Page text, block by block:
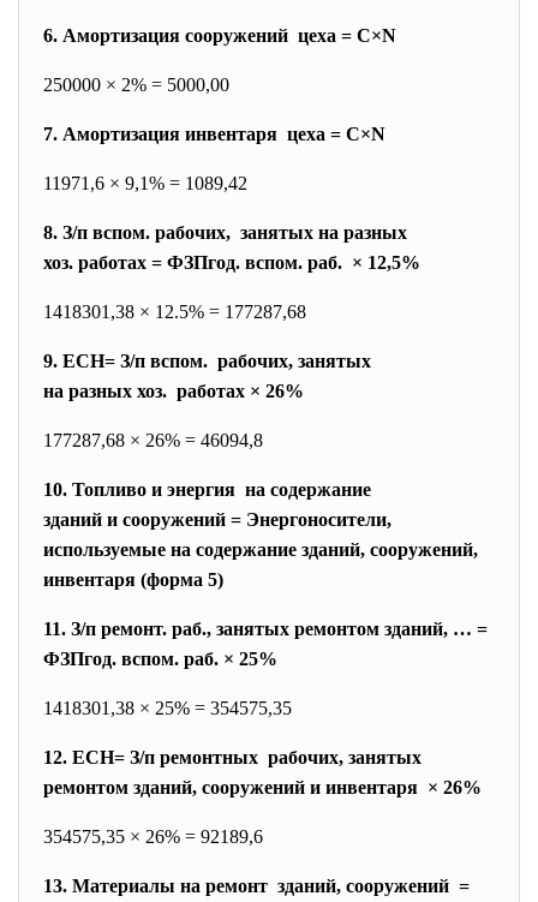
6. Амортизация сооружений цеха = С×N
250000 × 2% = 5000,00
7. Амортизация инвентаря цеха = С×N
11971,6 × 9,1% = 1089,42
8. З/п вспом. рабочих, занятых на разных
хоз. работах = ФЗПгод. вспом. раб. × 12,5%
1418301,38 × 12.5% = 177287,68
9. ЕСН= З/п вспом. рабочих, занятых
на разных хоз. работах × 26%
177287,68 × 26% = 46094,8
10. Топливо и энергия на содержание
зданий и сооружений = Энергоносители,
используемые на содержание зданий, сооружений,
инвентаря (форма 5)
11. З/п ремонт. раб., занятых ремонтом зданий, … =
ФЗПгод. вспом. раб. × 25%
1418301,38 × 25% = 354575,35
12. ЕСН= З/п ремонтных рабочих, занятых
ремонтом зданий, сооружений и инвентаря × 26%
354575,35 × 26% = 92189,6
13. Материалы на ремонт зданий, сооружений =